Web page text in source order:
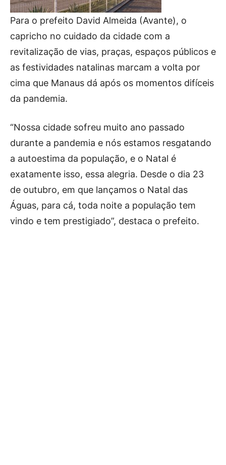
Para o prefeito David Almeida (Avante), o
capricho no cuidado da cidade com a
revitalização de vias, praças, espaços públicos e
as festividades natalinas marcam a volta por
cima que Manaus dá após os momentos difíceis
da pandemia.
“Nossa cidade sofreu muito ano passado
durante a pandemia e nós estamos resgatando
a autoestima da população, e o Natal é
exatamente isso, essa alegria. Desde o dia 23
de outubro, em que lançamos o Natal das
Águas, para cá, toda noite a população tem
vindo e tem prestigiado”, destaca o prefeito.